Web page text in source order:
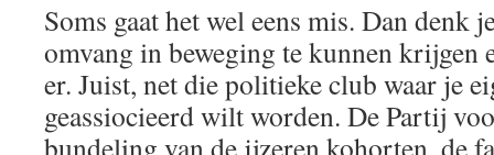
Soms gaat het wel eens mis. Dan denk
omvang in beweging te kunnen krijgen
er. Juist, net die politieke club waar je
geassiocieerd wilt worden. De Partij
bundeling van de ijzeren kohorten, de